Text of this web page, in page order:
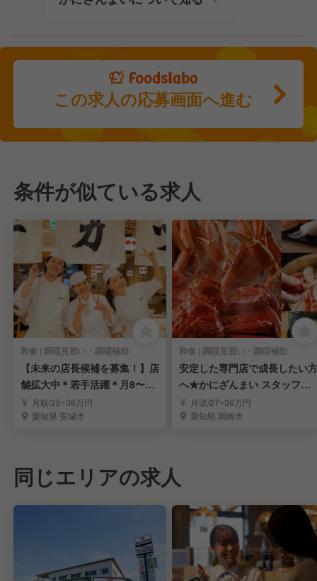
この求人の応募画面へ進む
条件が似ている求人
和食 | 調理見習い・調理補助
【未来の店長候補を募集！】店
舗拡大中＊若手活躍＊月8〜9
日休＊人間関係良し
月収/25~38万円
愛知県 安城市
和食 | 調理見習い・調理補助
安定した専門店で成長したい方
へ★かにざんまい スタッフ募
集★月収/27~36万円
愛知県 岡崎市
同じエリアの求人